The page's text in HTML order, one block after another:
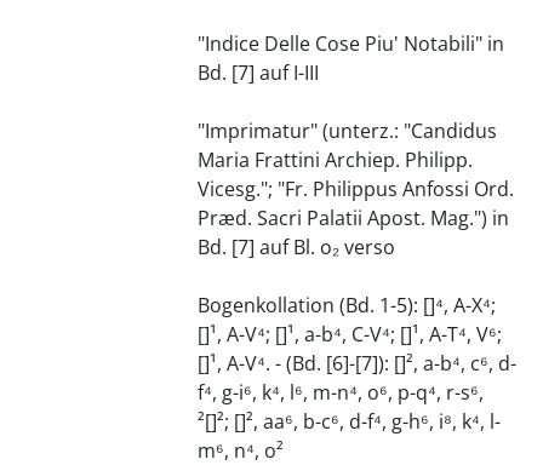
"Indice Delle Cose Piu' Notabili" in
Bd. [7] auf I-III
"Imprimatur" (unterz.: "Candidus
Maria Frattini Archiep. Philipp.
Vicesg."; "Fr. Philippus Anfossi Ord.
Præd. Sacri Palatii Apost. Mag.") in
Bd. [7] auf Bl. o₂ verso
Bogenkollation (Bd. 1-5): []⁴, A-X⁴;
[]¹, A-V⁴; []¹, a-b⁴, C-V⁴; []¹, A-T⁴, V⁶;
[]¹, A-V⁴. - (Bd. [6]-[7]): []², a-b⁴, c⁶, d-
f⁴, g-i⁶, k⁴, l⁶, m-n⁴, o⁶, p-q⁴, r-s⁶,
²[]²; []², aa⁶, b-c⁶, d-f⁴, g-h⁶, i⁸, k⁴, l-
m⁶, n⁴, o²